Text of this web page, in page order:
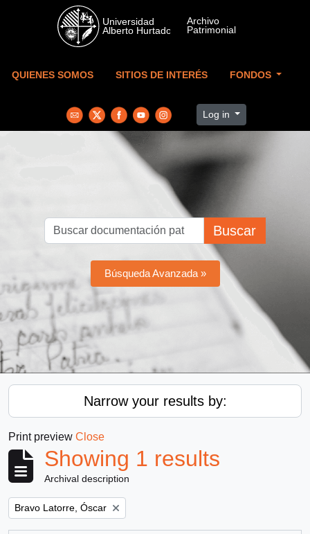
Skip to main content
QUIENES SOMOS SITIOS DE INTERÉS FONDOS
Log in
Buscar
Búsqueda Avanzada »
Narrow your results by:
Print preview Close
Showing 1 results
Archival description
Remove filter:
Bravo Latorre, Óscar